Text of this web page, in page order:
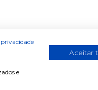
e
Aceitar